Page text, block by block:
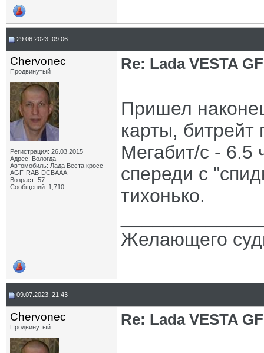
29.06.2023, 09:06
Chervonec
Продвинутый
Регистрация: 26.03.2015
Адрес: Вологда
Автомобиль: Лада Веста кросс
AGF-RAB-DCBAAA
Возраст: 57
Сообщений: 1,710
Re: Lada VESTA
Пришел
карты, битрейт
Мегабит/с - 6.5
спереди с
тихонько.
Желающего
09.07.2023, 21:43
Chervonec
Продвинутый Re: Lada VESTA